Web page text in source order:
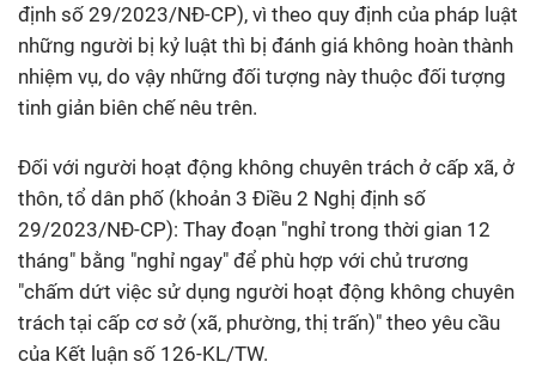
định số 29/2023/NĐ-CP), vì theo quy định của pháp luật
những người bị kỷ luật thì bị đánh giá không hoàn thành
nhiệm vụ, do vậy những đối tượng này thuộc đối tượng
tinh giản biên chế nêu trên.
Đối với người hoạt động không chuyên trách ở cấp xã, ở
thôn, tổ dân phố (khoản 3 Điều 2 Nghị định số
29/2023/NĐ-CP): Thay đoạn "nghỉ trong thời gian 12
tháng" bằng "nghỉ ngay" để phù hợp với chủ trương
"chấm dứt việc sử dụng người hoạt động không chuyên
trách tại cấp cơ sở (xã, phường, thị trấn)" theo yêu cầu
của Kết luận số 126-KL/TW.